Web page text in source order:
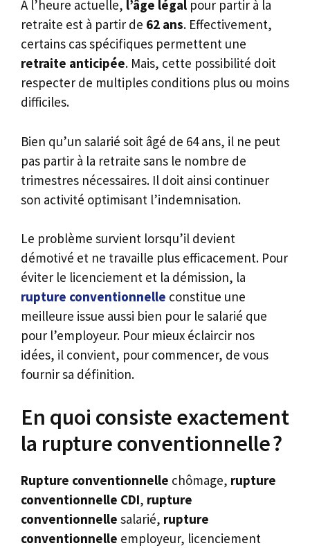
À l’heure actuelle, l’âge légal pour partir à la
retraite est à partir de 62 ans. Effectivement,
certains cas spécifiques permettent une
retraite anticipée. Mais, cette possibilité doit
respecter de multiples conditions plus ou moins
difficiles.
Bien qu’un salarié soit âgé de 64 ans, il ne peut
pas partir à la retraite sans le nombre de
trimestres nécessaires. Il doit ainsi continuer
son activité optimisant l’indemnisation.
Le problème survient lorsqu’il devient
démotivé et ne travaille plus efficacement. Pour
éviter le licenciement et la démission, la
rupture conventionnelle constitue une
meilleure issue aussi bien pour le salarié que
pour l’employeur. Pour mieux éclaircir nos
idées, il convient, pour commencer, de vous
fournir sa définition.
En quoi consiste exactement
la rupture conventionnelle ?
Rupture conventionnelle chômage, rupture
conventionnelle CDI, rupture
conventionnelle salarié, rupture
conventionnelle employeur, licenciement